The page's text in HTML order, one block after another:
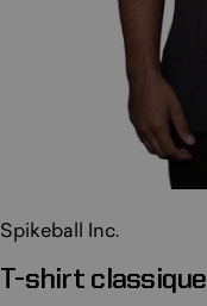
Spikeball Inc.
T-shirt classique